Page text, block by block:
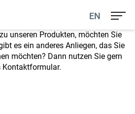
EN
unseren Produkten, möchten Sie
es ein anderes Anliegen, das Sie
möchten? Dann nutzen Sie gern
Kontaktformular.